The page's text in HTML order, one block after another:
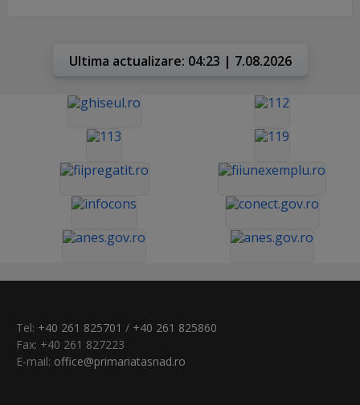
Ultima actualizare: 04:23 | 7.08.2026
Tel: +40 261 825701 / +40 261 825860
Fax: +40 261 827223
E-mail: office@primariatasnad.ro